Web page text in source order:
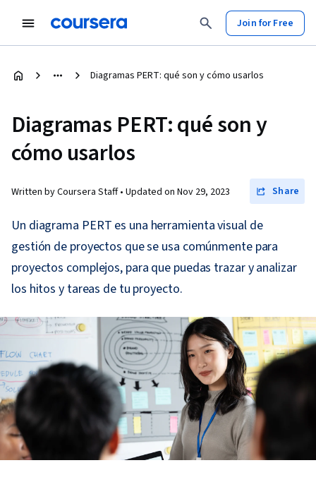
Join for Free
Diagramas PERT: qué son y cómo usarlos
Diagramas PERT: qué son y
cómo usarlos
Written by Coursera Staff • Updated on Nov 29, 2023 Share
Un diagrama PERT es una herramienta visual de
gestión de proyectos que se usa comúnmente para
proyectos complejos, para que puedas trazar y analizar
los hitos y tareas de tu proyecto.